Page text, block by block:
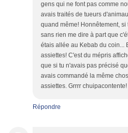
gens qui ne font pas comme
avais traités de tueurs
quand même! Honnêtement,
sans rien me dire à part que
étais allée au Kebab du coin...
assiettes! C'est du mépris
que si tu n'avais pas précisé
avais commandé la même
assiettes. Grrrr chuipacontente!
Répondre